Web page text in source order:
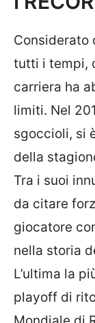
Considerato
tutti i tempi,
carriera ha
limiti. Nel
sgoccioli, si
della
Tra i suoi
da citare
giocatore
nella storia
L’ultima la
playoff di